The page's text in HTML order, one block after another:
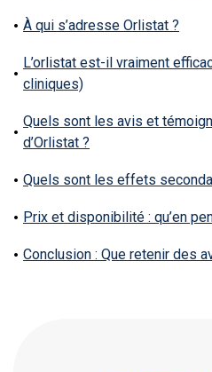
À qui s’adresse Orlistat ?
L’orlistat est-il vraiment
cliniques)
Quels sont les avis et
d’Orlistat ?
Quels sont les effets
Prix et disponibilité : qu’en
Conclusion : Que retenir des